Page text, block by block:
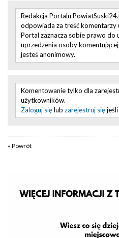
Redakcja Portalu
odpowiada za treść komentarzy
Portal zaznacza sobie prawo do
uprzedzenia osoby
jesteś anonimowy.
Komentowanie tylko dla
użytkowników.
Zaloguj sięlub zarejestruj się
« Powrót